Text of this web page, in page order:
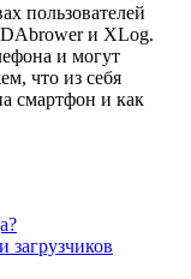
пользователей
DAbrower и XLog.
и могут
что из себя
смартфон и как